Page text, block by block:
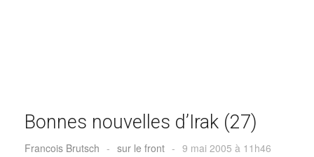
Bonnes nouvelles d’Irak (27)
Francois Brutsch - sur le front - 9 mai 2005 à 11h46